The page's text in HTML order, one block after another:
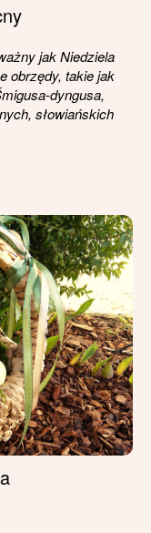
jak Niedziela
obrzędy, takie jak
dyngusa,
słowiańskich